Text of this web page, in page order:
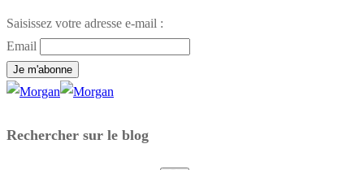
Saisissez votre adresse e-mail :
Email
Rechercher sur le blog